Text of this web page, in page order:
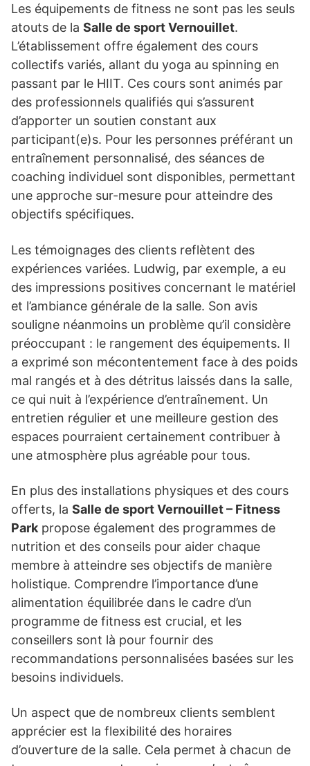
Les équipements de fitness ne sont pas les seuls
atouts de la Salle de sport Vernouillet.
L’établissement offre également des cours
collectifs variés, allant du yoga au spinning en
passant par le HIIT. Ces cours sont animés par
des professionnels qualifiés qui s’assurent
d’apporter un soutien constant aux
participant(e)s. Pour les personnes préférant un
entraînement personnalisé, des séances de
coaching individuel sont disponibles, permettant
une approche sur-mesure pour atteindre des
objectifs spécifiques.
Les témoignages des clients reflètent des
expériences variées. Ludwig, par exemple, a eu
des impressions positives concernant le matériel
et l’ambiance générale de la salle. Son avis
souligne néanmoins un problème qu’il considère
préoccupant : le rangement des équipements. Il
a exprimé son mécontentement face à des poids
mal rangés et à des détritus laissés dans la salle,
ce qui nuit à l’expérience d’entraînement. Un
entretien régulier et une meilleure gestion des
espaces pourraient certainement contribuer à
une atmosphère plus agréable pour tous.
En plus des installations physiques et des cours
offerts, la Salle de sport Vernouillet – Fitness
Park propose également des programmes de
nutrition et des conseils pour aider chaque
membre à atteindre ses objectifs de manière
holistique. Comprendre l’importance d’une
alimentation équilibrée dans le cadre d’un
programme de fitness est crucial, et les
conseillers sont là pour fournir des
recommandations personnalisées basées sur les
besoins individuels.
Un aspect que de nombreux clients semblent
apprécier est la flexibilité des horaires
d’ouverture de la salle. Cela permet à chacun de